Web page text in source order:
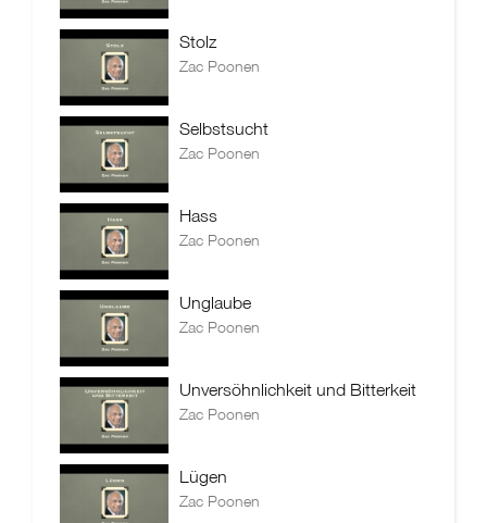
Stolz
Zac Poonen
Selbstsucht
Zac Poonen
Hass
Zac Poonen
Unglaube
Zac Poonen
Unversöhnlichkeit und Bitterkeit
Zac Poonen
Lügen
Zac Poonen